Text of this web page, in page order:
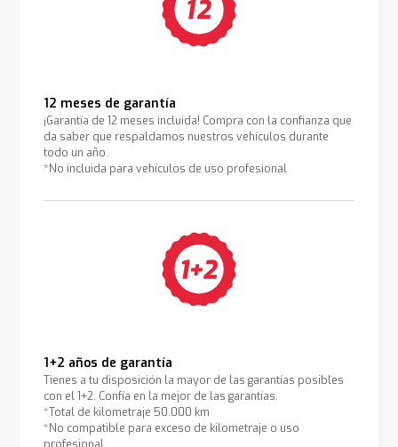
12 meses de garantía
¡Garantía de 12 meses incluida! Compra con la confianza que
da saber que respaldamos nuestros vehículos durante
todo un año.
*No incluida para vehículos de uso profesional
1+2 años de garantía
Tienes a tu disposición la mayor de las garantías posibles
con el 1+2. Confía en la mejor de las garantías.
*Total de kilometraje 50.000 km
*No compatible para exceso de kilometraje o uso
profesional